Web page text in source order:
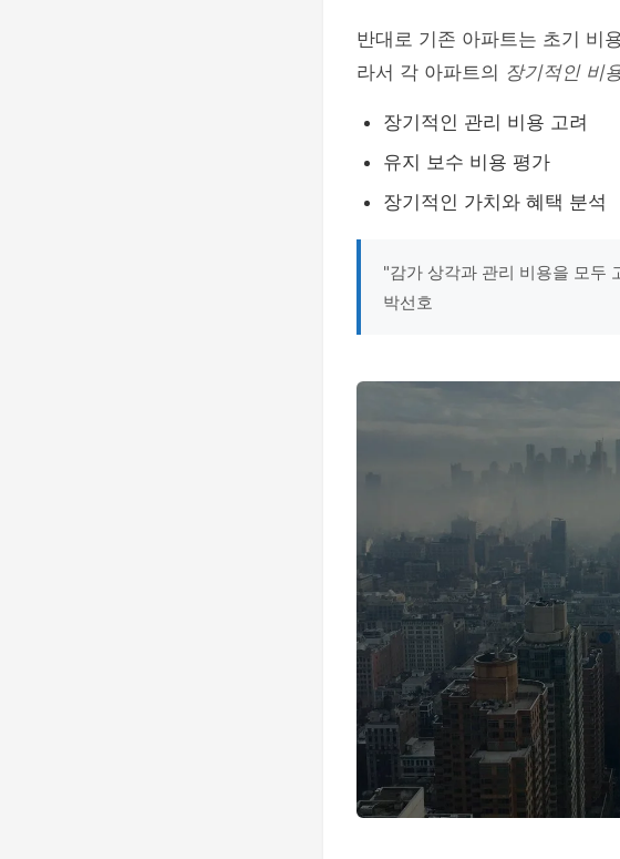
반대로 기존 아파트는 초기 비
라서 각 아파트의 장기적인 비
장기적인 관리 비용 고려
유지 보수 비용 평가
장기적인 가치와 혜택 분석
"감가 상각과 관리 비용을 모두
박선호